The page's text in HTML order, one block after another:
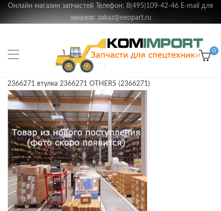
Онлайн магазин запчастей Телефон: 8(495)109-42-46 E-mail для
заказов: zakaz@neopart.ru
0
2366271 втулка 2366271 OTHERS (2366271)